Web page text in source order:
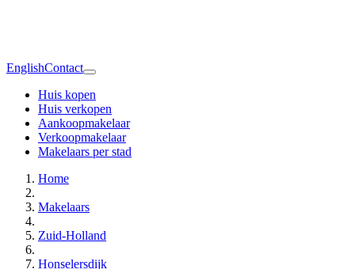
EnglishContact
Huis kopen
Huis verkopen
Aankoopmakelaar
Verkoopmakelaar
Makelaars per stad
Home
Makelaars
Zuid-Holland
Honselersdijk